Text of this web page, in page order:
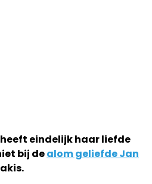
eindelijk haar liefde
bij dealom geliefde Jan